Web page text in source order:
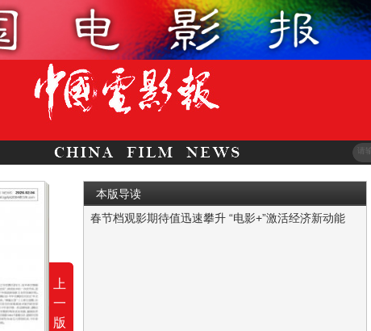
上
一
版
本版导读
春节档观影期待值迅速攀升 “电影+”激活经济新动能
随着《飞驰人生3》《镖人：风起大漠》《惊蛰无声》